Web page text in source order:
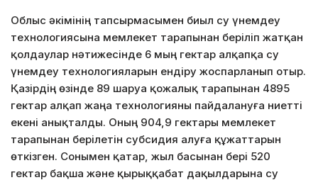
Облыс әкімінің тапсырмасымен биыл су үнемдеу
технологиясына мемлекет тарапынан беріліп жатқан
қолдаулар нәтижесінде 6 мың гектар алқапқа су
үнемдеу технологияларын ендіру жоспарланып отыр.
Қазірдің өзінде 89 шаруа қожалық тарапынан 4895
гектар алқап жаңа технологияны пайдалануға ниетті
екені анықталды. Оның 904,9 гектары мемлекет
тарапынан берілетін субсидия алуға құжаттарын
өткізген. Сонымен қатар, жыл басынан бері 520
гектар бақша және қырыққабат дақылдарына су